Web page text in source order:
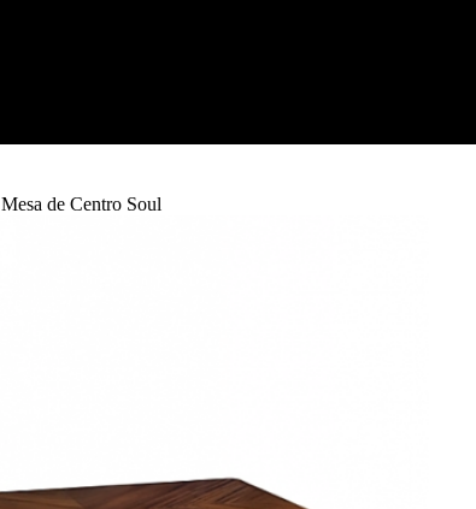
Mesa de Centro Soul